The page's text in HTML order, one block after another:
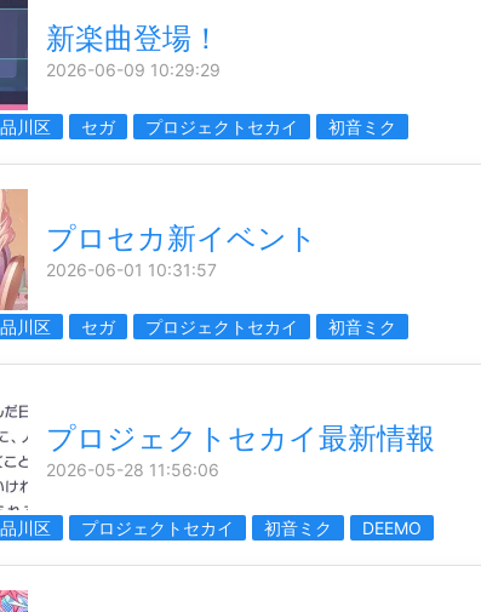
新楽曲登場！
2026-06-09 10:29:29
品川区 セガ プロジェクトセカイ 初音ミク
プロセカ新イベント
2026-06-01 10:31:57
品川区 セガ プロジェクトセカイ 初音ミク
プロジェクトセカイ最新情報
2026-05-28 11:56:06
品川区 プロジェクトセカイ 初音ミク DEEMO